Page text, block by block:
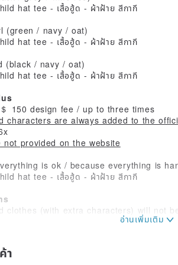
(green / navy / oat)
(black / navy / oat)
150 design fee / up to three times
characters are always added to the
not provided on the website
is ok / because everything is
clothes (with extra characters) will not
the size of fat fans before placing an
า